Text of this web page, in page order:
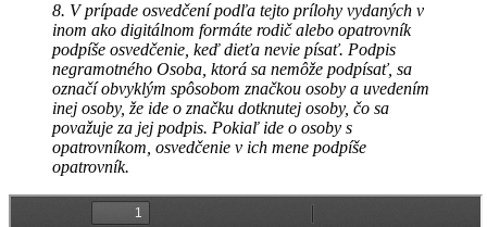
8. V prípade osvedčení podľa tejto prílohy vydaných v
inom ako digitálnom formáte rodič alebo opatrovník
podpíše osvedčenie, keď dieťa nevie písať. Podpis
negramotného Osoba, ktorá sa nemôže podpísať, sa
označí obvyklým spôsobom značkou osoby a uvedením
inej osoby, že ide o značku dotknutej osoby, čo sa
považuje za jej podpis. Pokiaľ ide o osoby s
opatrovníkom, osvedčenie v ich mene podpíše
opatrovník.